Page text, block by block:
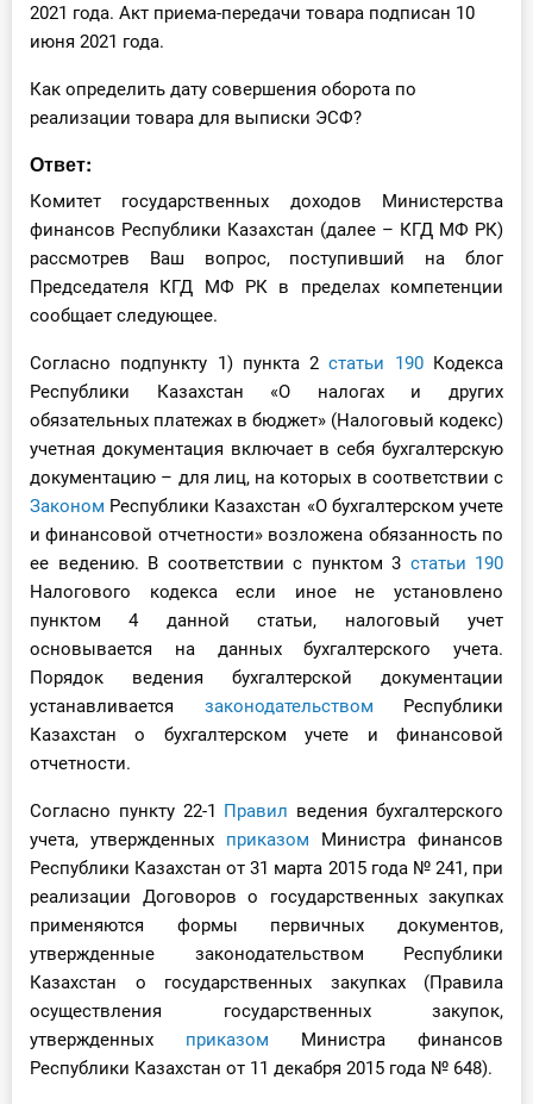
Участник ВЭД
Практика ИП
Учет по отраслям
Юридический помощник
Интернет-магазин
О Системе
Обучение
Тарифы
Тестирование для
бухгалтера
2021 года. Акт приема-передачи товара подписан 10
июня 2021 года.
Как определить дату совершения оборота по
реализации товара для выписки ЭСФ?
Ответ:
Комитет государственных доходов Министерства
финансов Республики Казахстан (далее – КГД МФ РК)
рассмотрев Ваш вопрос, поступивший на блог
Председателя КГД МФ РК в пределах компетенции
сообщает следующее.
Согласно подпункту 1) пункта 2статьи 190Кодекса
Республики Казахстан «О налогах и других
обязательных платежах в бюджет» (Налоговый кодекс)
учетная документация включает в себя бухгалтерскую
документацию – для лиц, на которых в соответствии с
Законом Республики Казахстан «О бухгалтерском учете
и финансовой отчетности» возложена обязанность по
ее ведению. В соответствии с пунктом 3 статьи 190
Налогового кодекса если иное не установлено
пунктом 4 данной статьи, налоговый учет
основывается на данных бухгалтерского учета.
Порядок ведения бухгалтерской документации
устанавливается законодательством Республики
Казахстан о бухгалтерском учете и финансовой
отчетности.
Согласно пункту 22-1 Правил ведения бухгалтерского
учета, утвержденных приказом Министра финансов
Республики Казахстан от 31 марта 2015 года № 241, при
реализации Договоров о государственных закупках
применяются формы первичных документов,
утвержденные законодательством Республики
Казахстан о государственных закупках (Правила
осуществления государственных закупок,
утвержденных приказом Министра финансов
Республики Казахстан от 11 декабря 2015 года № 648).